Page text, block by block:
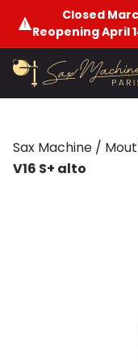
Closed
Reopening April
Sax Machine /
V16 S+ alto